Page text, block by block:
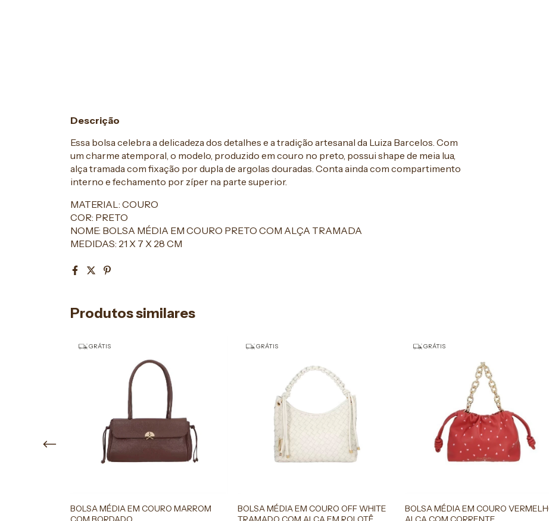
Descrição
Essa bolsa celebra a delicadeza dos detalhes e a tradição artesanal da Luiza Barcelos. Com
um charme atemporal, o modelo, produzido em couro no preto, possui shape de meia lua,
alça tramada com fixação por dupla de argolas douradas. Conta ainda com compartimento
interno e fechamento por zíper na parte superior.
MATERIAL: COURO
COR: PRETO
NOME: BOLSA MÉDIA EM COURO PRETO COM ALÇA TRAMADA
MEDIDAS: 21 X 7 X 28 CM
Produtos similares
GRÁTIS
BOLSA MÉDIA EM COURO MARROM
GRÁTIS
BOLSA MÉDIA EM COURO OFF WHITE
GRÁTIS
BOLSA MÉDIA EM COURO